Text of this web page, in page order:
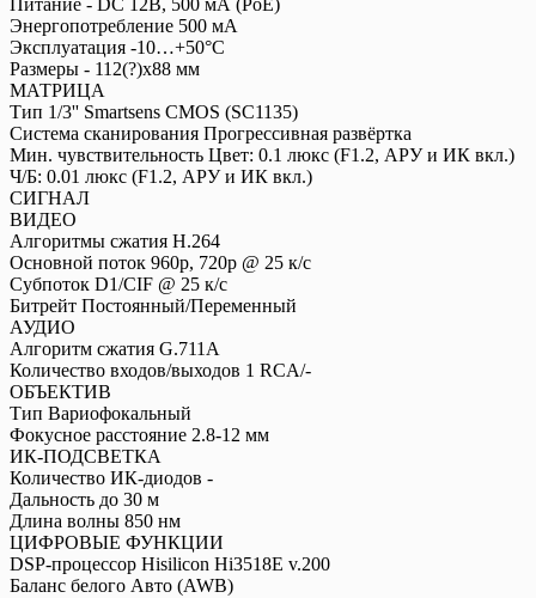
Энергопотребление 500 мА
Эксплуатация -10…+50°С
Размеры - 112(?)x88 мм
МАТРИЦА
Тип 1/3'' Smartsens CMOS (SC1135)
Система сканирования Прогрессивная развёртка
Мин. чувствительность Цвет: 0.1 люкс (F1.2, АРУ и ИК вкл.)
Ч/Б: 0.01 люкс (F1.2, АРУ и ИК вкл.)
СИГНАЛ
ВИДЕО
Алгоритмы сжатия H.264
Основной поток 960р, 720p @ 25 к/с
Субпоток D1/CIF @ 25 к/с
Битрейт Постоянный/Переменный
АУДИО
Алгоритм сжатия G.711A
Количество входов/выходов 1 RCA/-
ОБЪЕКТИВ
Тип Вариофокальный
Фокусное расстояние 2.8-12 мм
ИК-ПОДСВЕТКА
Количество ИК-диодов -
Дальность до 30 м
Длина волны 850 нм
ЦИФРОВЫЕ ФУНКЦИИ
DSP-процессор Hisilicon Hi3518E v.200
Баланс белого Авто (AWB)